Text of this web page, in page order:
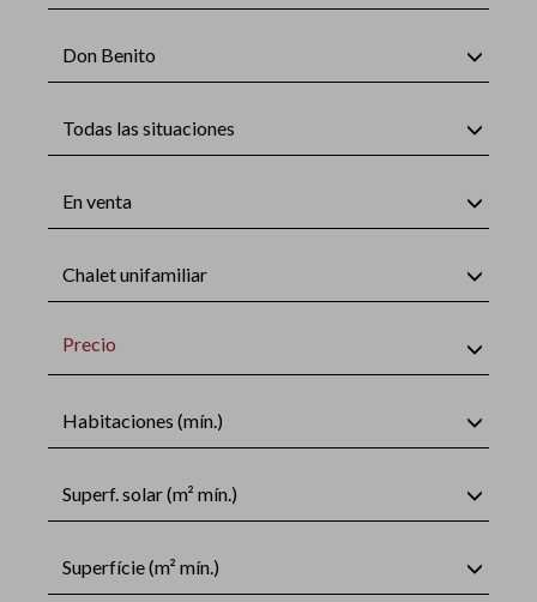
Don Benito
Todas las situaciones
En venta
Chalet unifamiliar
Precio
Habitaciones (mín.)
Superf. solar (m² mín.)
Superfície (m² mín.)